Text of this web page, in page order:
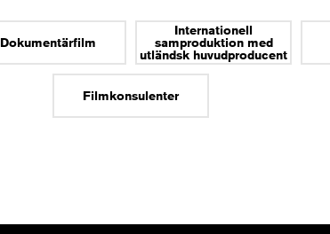
Dokumentärfilm
Internationell
samproduktion med
utländsk huvudproducent
Filmkonsulenter